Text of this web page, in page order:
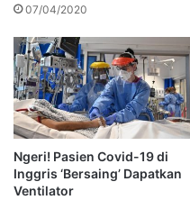
07/04/2020
Ngeri! Pasien Covid-19 di
Inggris ‘Bersaing’ Dapatkan
Ventilator